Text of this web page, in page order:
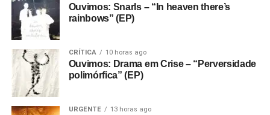
Ouvimos: Snarls – “In heaven there’s
rainbows” (EP)
CRÍTICA 10 horas ago
Ouvimos: Drama em Crise – “Perversidade
polimórfica” (EP)
URGENTE 13 horas ago